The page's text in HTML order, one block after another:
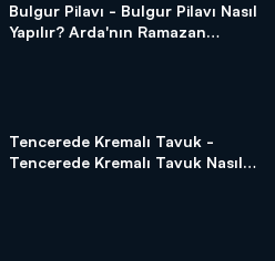
Bulgur Pilavı - Bulgur Pilavı Nasıl
Yapılır? Arda'nın Ramazan
Tencerede Kremalı Tavuk -
Tencerede Kremalı Tavuk Nasıl